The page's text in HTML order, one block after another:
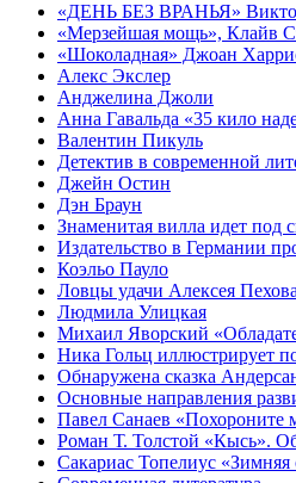
«ДЕНЬ БЕЗ ВРАНЬЯ»
«Мерзейшая мощь», Клайв
«Шоколадная» Джоан
Алекс Экслер
Анджелина Джоли
Анна Гавальда «35 кило
Валентин Пикуль
Детектив в современной
Джейн Остин
Дэн Браун
Знаменитая вилла идет под
Издательство в Германии
Коэльо Пауло
Ловцы удачи Алексея Пехова
Людмила Улицкая
Михаил Яворский
Ника Гольц иллюстрирует
Обнаружена сказка
Основные направления
Павел Санаев «Похороните
Роман Т. Толстой «Кысь».
Сакариас Топелиус «Зимняя